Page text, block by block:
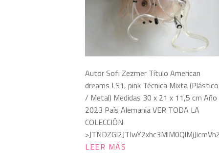
Autor Sofi Zezmer Título American
dreams LS1, pink Técnica Mixta (Plástico
/ Metal) Medidas 30 x 21 x 11,5 cm Año
2023 País Alemania VER TODA LA
COLECCIÓN
LEER MÁS